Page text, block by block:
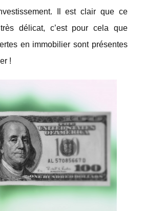
Il est clair que ce
délicat, c’est pour cela que
en immobilier sont présentes
!